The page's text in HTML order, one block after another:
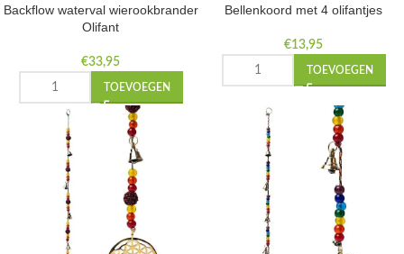
Backflow waterval wierookbrander
Olifant
€33,95
TOEVOEGEN
Bellenkoord met 4 olifantjes
€13,95
TOEVOEGEN